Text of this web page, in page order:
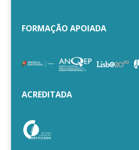
FORMAÇÃO APOIADA
ACREDITADA